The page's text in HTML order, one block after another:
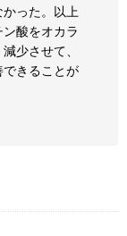
った。以上
酸をオカラ
少させて、
できることが